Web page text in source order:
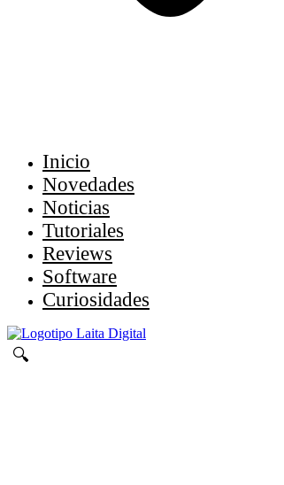
Inicio
Novedades
Noticias
Tutoriales
Reviews
Software
Curiosidades
🔍